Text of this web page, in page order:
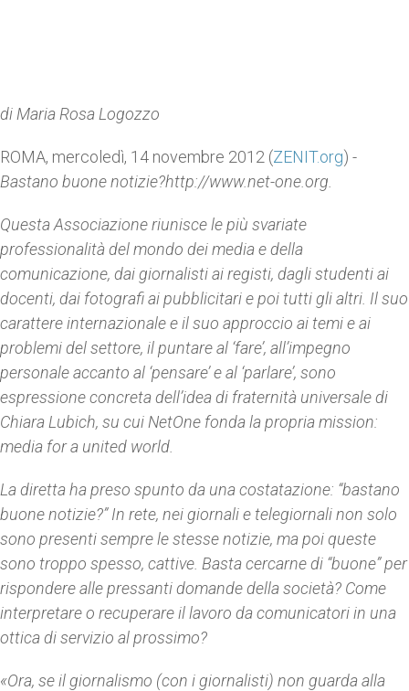
di Maria Rosa Logozzo
ROMA, mercoledì, 14 novembre 2012 (ZENIT.org) -
Bastano buone notizie?http://www.net-one.org.
Questa Associazione riunisce le più svariate
professionalità del mondo dei media e della
comunicazione, dai giornalisti ai registi, dagli studenti ai
docenti, dai fotografi ai pubblicitari e poi tutti gli altri. Il suo
carattere internazionale e il suo approccio ai temi e ai
problemi del settore, il puntare al ‘fare’, all’impegno
personale accanto al ‘pensare’ e al ‘parlare’, sono
espressione concreta dell’idea di fraternità universale di
Chiara Lubich, su cui NetOne fonda la propria mission:
media for a united world
La diretta ha preso spunto da una costatazione: “bastano
buone notizie?” In rete, nei giornali e telegiornali non solo
sono presenti sempre le stesse notizie, ma poi queste
sono troppo spesso, cattive. Basta cercarne di “buone” per
rispondere alle pressanti domande della società? Come
interpretare o recuperare il lavoro da comunicatori in una
ottica di servizio al prossimo?
«Ora, se il giornalismo (con i giornalisti) non guarda alla